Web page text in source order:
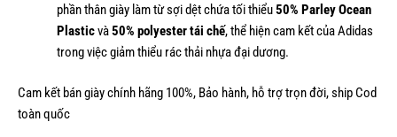
phần thân giày làm từ sợi dệt chứa tối thiểu50% Parley Ocean
Plasticvà50% polyester tái chế, thể hiện cam kết của Adidas
trong việc giảm thiểu rác thải nhựa đại dương.
Cam kết bán giày chính hãng 100%, Bảo hành, hỗ trợ trọn đời, ship Cod
toàn quốc